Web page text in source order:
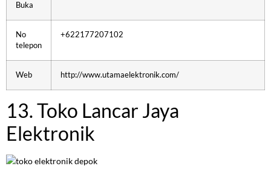
Buka
No
telepon
+622177207102
Web http://www.utamaelektronik.com/
13. Toko Lancar Jaya
Elektronik